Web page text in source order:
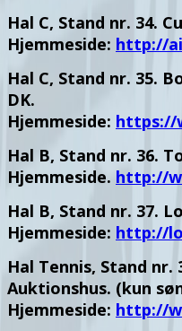
Hal C, Stand nr. 34.
Hjemmeside: http://
Hal C, Stand nr. 35.
DK.
Hjemmeside: https://
Hal B, Stand nr. 36.
Hjemmeside. http://
Hal B, Stand nr. 37.
Hjemmeside: http://
Hal Tennis, Stand nr.
Auktionshus. (kun
Hjemmeside: http://